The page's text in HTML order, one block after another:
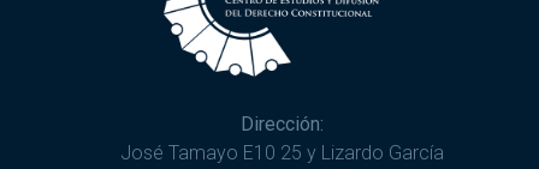
Dirección:
José Tamayo E10 25 y Lizardo García